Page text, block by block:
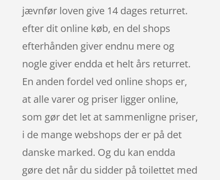
jævnfør loven give 14 dages returret.
efter dit online køb, en del shops
efterhånden giver endnu mere og
nogle giver endda et helt års returret.
En anden fordel ved online shops er,
at alle varer og priser ligger online,
som gør det let at sammenligne priser,
i de mange webshops der er på det
danske marked. Og du kan endda
gøre det når du sidder på toilettet med